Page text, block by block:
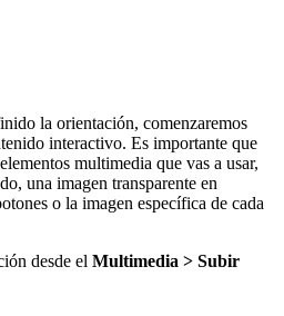
la orientación, comenzaremos
interactivo. Es importante que
multimedia que vas a usar,
una imagen transparente en
o la imagen específica de cada
desde el Multimedia > Subir